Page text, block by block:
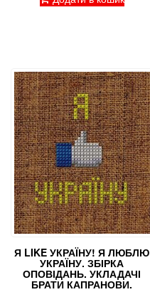
Я LIKE УКРАЇНУ! Я ЛЮБЛЮ
УКРАЇНУ. ЗБІРКА
ОПОВІДАНЬ. УКЛАДАЧІ
БРАТИ КАПРАНОВИ.